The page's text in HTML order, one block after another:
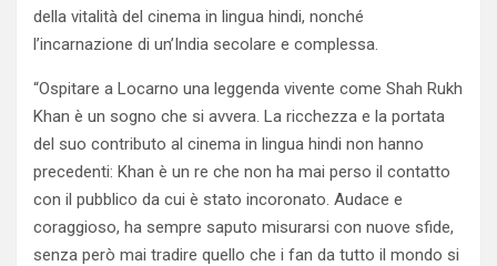
della vitalità del cinema in lingua hindi, nonché
l’incarnazione di un’India secolare e complessa.
“Ospitare a Locarno una leggenda vivente come Shah Rukh
Khan è un sogno che si avvera. La ricchezza e la portata
del suo contributo al cinema in lingua hindi non hanno
precedenti: Khan è un re che non ha mai perso il contatto
con il pubblico da cui è stato incoronato. Audace e
coraggioso, ha sempre saputo misurarsi con nuove sfide,
senza però mai tradire quello che i fan da tutto il mondo si